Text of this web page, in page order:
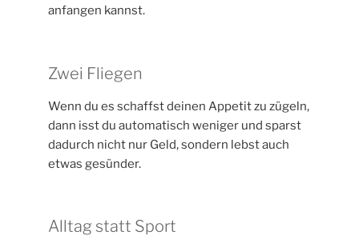
anfangen kannst.
Zwei Fliegen
Wenn du es schaffst deinen Appetit zu zügeln,
dann isst du automatisch weniger und sparst
dadurch nicht nur Geld, sondern lebst auch
etwas gesünder.
Alltag statt Sport